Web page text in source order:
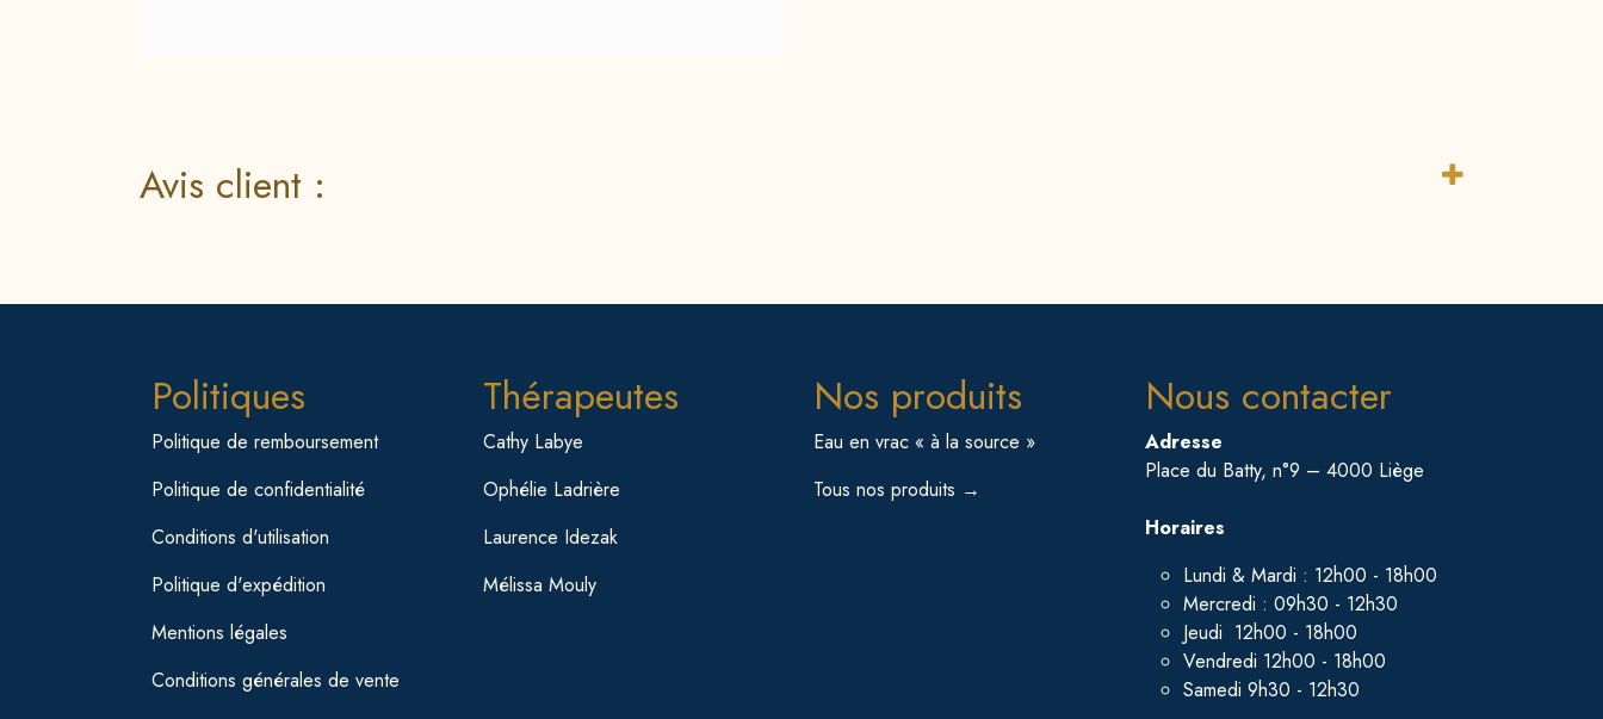
Avis client :
Nous contacter
Adresse
Place du Batty, n°9 – 4000 Liège
Horaires
Lundi & Mardi : 12h00 - 18h00
Mercredi : 09h30 - 12h30
Jeudi 12h00 - 18h00
Vendredi 12h00 - 18h00
Samedi 9h30 - 12h30
Nos produits
Eau en vrac « à la source »
Tous nos produits →
Thérapeutes
Cathy Labye
Ophélie Ladrière
Laurence Idezak
Mélissa Mouly
Politiques
Politique de remboursement
Politique de confidentialité
Conditions d'utilisation
Politique d'expédition
Mentions légales
Conditions générales de vente